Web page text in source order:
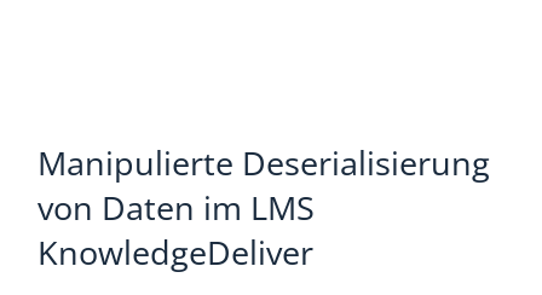
Manipulierte Deserialisierung
von Daten im LMS
KnowledgeDeliver